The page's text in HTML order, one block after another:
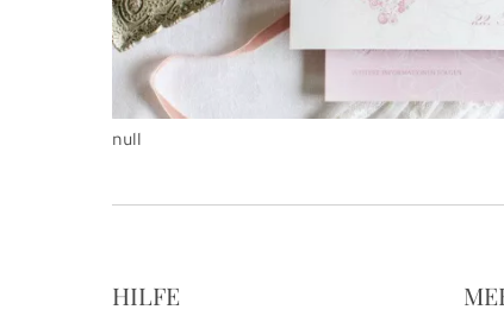
null
HILFE